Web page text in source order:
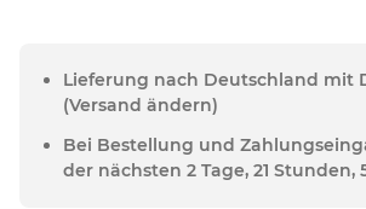
Lieferung nach Deutschland mit
(Versand ändern)
Bei Bestellung und
der nächsten 2 Tage, 21 Stunden,